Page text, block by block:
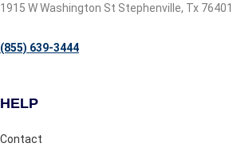
1915 W Washington St Stephenville, Tx 76401
(855) 639-3444
HELP
Contact